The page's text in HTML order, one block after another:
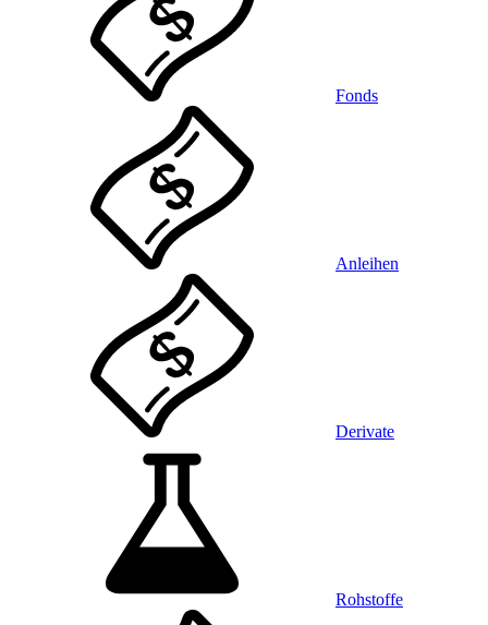
Fonds
Anleihen
Derivate
Rohstoffe